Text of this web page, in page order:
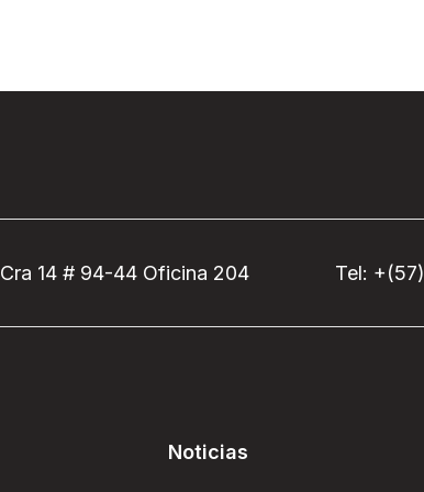
Cra 14 # 94-44 Oficina 204 Tel:
Noticias